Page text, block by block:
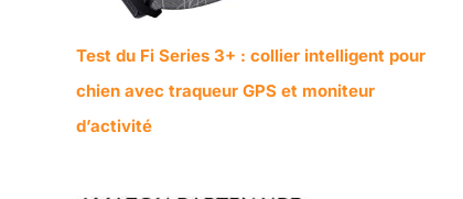
Test du Fi Series 3+ : collier intelligent pour
chien avec traqueur GPS et moniteur
d’activité